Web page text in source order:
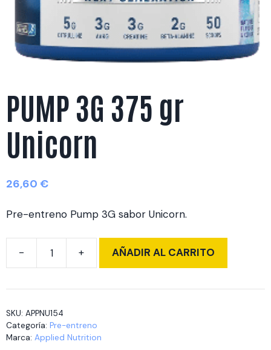
PUMP 3G 375 gr
Unicorn
26,60 €
Pre-entreno Pump 3G sabor Unicorn.
PUMP
375
cantidad
AÑADIR AL CARRITO
SKU: APPNU154
Categoría: Pre-entreno
Marca: Applied Nutrition